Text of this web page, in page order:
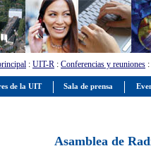
: UIT-R : Conferencias y reuniones :
Asamblea de
de la UIT Sala de prensa